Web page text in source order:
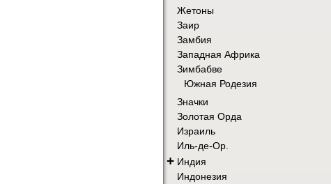
Жетоны
Заир
Замбия
Западная Африка
Зимбабве
Южная Родезия
Значки
Золотая Орда
Израиль
Иль-де-Ор.
+ Индия
Индонезия